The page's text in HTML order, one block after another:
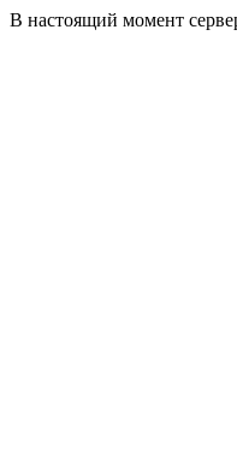
В настоящий момент